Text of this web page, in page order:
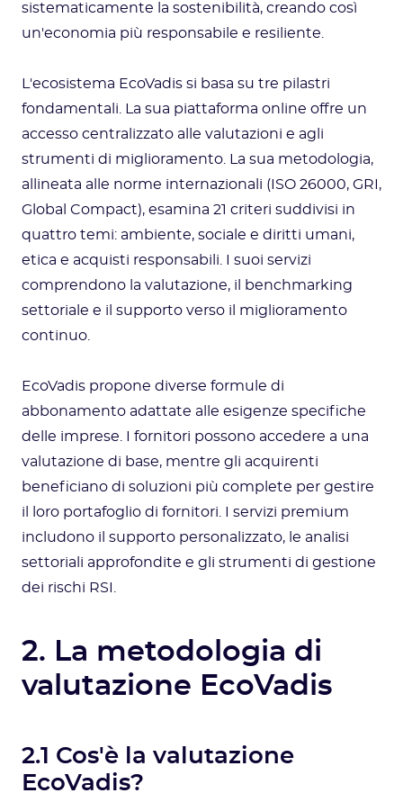
sistematicamente la sostenibilità, creando così
un'economia più responsabile e resiliente.
L'ecosistema EcoVadis si basa su tre pilastri
fondamentali. La sua piattaforma online offre un
accesso centralizzato alle valutazioni e agli
strumenti di miglioramento. La sua metodologia,
allineata alle norme internazionali (ISO 26000, GRI,
Global Compact), esamina 21 criteri suddivisi in
quattro temi: ambiente, sociale e diritti umani,
etica e acquisti responsabili. I suoi servizi
comprendono la valutazione, il benchmarking
settoriale e il supporto verso il miglioramento
continuo.
EcoVadis propone diverse formule di
abbonamento adattate alle esigenze specifiche
delle imprese. I fornitori possono accedere a una
valutazione di base, mentre gli acquirenti
beneficiano di soluzioni più complete per gestire
il loro portafoglio di fornitori. I servizi premium
includono il supporto personalizzato, le analisi
settoriali approfondite e gli strumenti di gestione
dei rischi RSI.
2. La metodologia di
valutazione EcoVadis
2.1 Cos'è la valutazione
EcoVadis?